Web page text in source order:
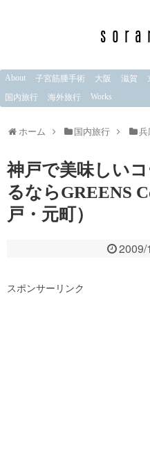
About 子宮筋腫手術 大阪 滋賀
国内旅行
海外旅行 Works
ホーム 国内旅行
神戸で美味しい
るならGREENS
戸・元町）
2009/
スポンサーリンク